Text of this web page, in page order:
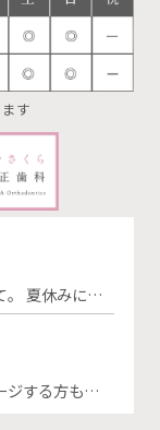
す
。 夏休みに入
慣が乱れがち
を食べないか
忘れやすくな
は活発に活
お子さんの大
する方も多い